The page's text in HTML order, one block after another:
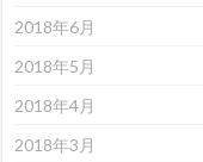
2018年6月
2018年5月
2018年4月
2018年3月